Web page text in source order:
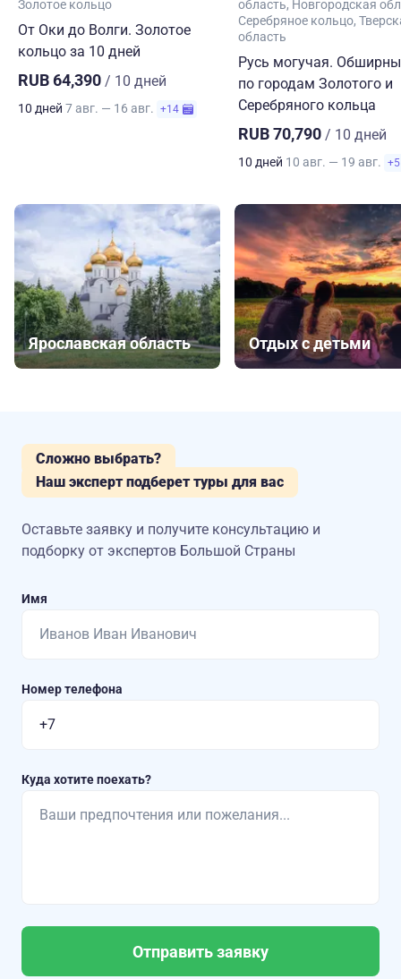
Золотое кольцо
От Оки до Волги. Золотое
кольцо за 10 дней
RUB 64,390 / 10 дней
10 дней 7 авг. — 16 авг. +14
область Новгородская
Серебряное кольцо
область
Русь могучая.
по городам Золотого и
Серебряного кольца
RUB 70,790 / 10 дней
10 дней 10 авг. — 19 авг. +5
Ярославская область Отдых с детьми
Сложно выбрать?
Наш эксперт подберет туры для вас
Оставьте заявку и получите консультацию и
подборку от экспертов Большой Страны
Имя
Номер телефона
Куда хотите поехать?
Отправить заявку